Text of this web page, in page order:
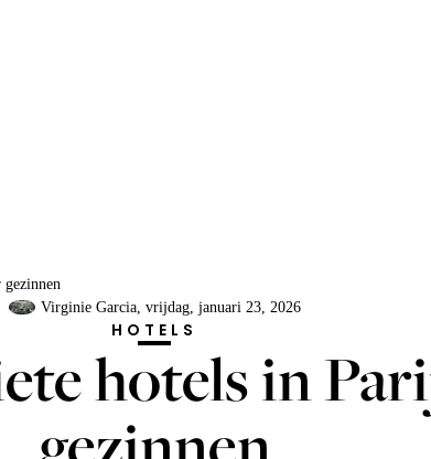
Virginie Garcia, vrijdag, januari 23, 2026
HOTELS
hotels in